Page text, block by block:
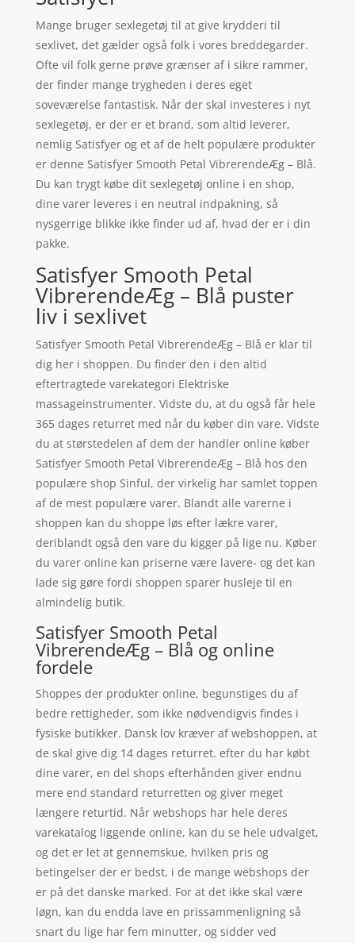
Mange bruger sexlegetøj til at give krydderi til
sexlivet, det gælder også folk i vores breddegarder.
Ofte vil folk gerne prøve grænser af i sikre rammer,
der finder mange trygheden i deres eget
soveværelse fantastisk. Når der skal investeres i nyt
sexlegetøj, er der er et brand, som altid leverer,
nemlig Satisfyer og et af de helt populære produkter
er denne Satisfyer Smooth Petal VibrerendeÆg – Blå.
Du kan trygt købe dit sexlegetøj online i en shop,
dine varer leveres i en neutral indpakning, så
nysgerrige blikke ikke finder ud af, hvad der er i din
pakke.
Satisfyer Smooth Petal
VibrerendeÆg – Blå puster
liv i sexlivet
Satisfyer Smooth Petal VibrerendeÆg – Blå er klar til
dig her i shoppen. Du finder den i den altid
eftertragtede varekategori Elektriske
massageinstrumenter. Vidste du, at du også får hele
365 dages returret med når du køber din vare. Vidste
du at størstedelen af dem der handler online køber
Satisfyer Smooth Petal VibrerendeÆg – Blå hos den
populære shop Sinful, der virkelig har samlet toppen
af de mest populære varer. Blandt alle varerne i
shoppen kan du shoppe løs efter lækre varer,
deriblandt også den vare du kigger på lige nu. Køber
du varer online kan priserne være lavere- og det kan
lade sig gøre fordi shoppen sparer husleje til en
almindelig butik.
Satisfyer Smooth Petal
VibrerendeÆg – Blå og online
fordele
Shoppes der produkter online, begunstiges du af
bedre rettigheder, som ikke nødvendigvis findes i
fysiske butikker. Dansk lov kræver af webshoppen, at
de skal give dig 14 dages returret. efter du har købt
dine varer, en del shops efterhånden giver endnu
mere end standard returretten og giver meget
længere returtid. Når webshops har hele deres
varekatalog liggende online, kan du se hele udvalget,
og det er let at gennemskue, hvilken pris og
betingelser der er bedst, i de mange webshops der
er på det danske marked. For at det ikke skal være
løgn, kan du endda lave en prissammenligning så
snart du lige har fem minutter, og sidder ved